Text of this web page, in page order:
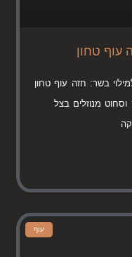
עוף טחון
בשר: חזה עוף טחון
מנוזלים בצל
עוף